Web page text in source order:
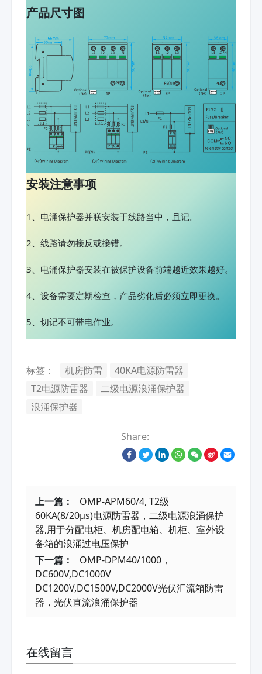
产品尺寸图
安装注意事项
1、电涌保护器并联安装于线路当中，且记。
2、线路请勿接反或接错。
3、电涌保护器安装在被保护设备前端越近效果越好。
4、设备需要定期检查，产品劣化后必须立即更换。
5、切记不可带电作业。
标签： 机房防雷
40KA电源防雷器
T2电源防雷器
二级电源浪涌保护器
浪涌保护器
Share:
上一篇：
OMP-APM60/4, T2级
60KA(8/20μs)电源防雷器，二级电源浪涌保护
器,用于分配电柜、机房配电箱、机柜、室外设
备箱的浪涌过电压保护
下一篇：
OMP-DPM40/1000，
DC600V,DC1000V
DC1200V,DC1500V,DC2000V光伏汇流箱防雷
器，光伏直流浪涌保护器
在线留言